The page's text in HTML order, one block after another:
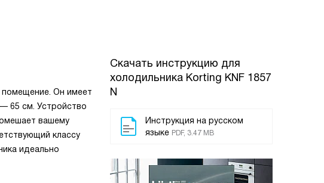
Скачать инструкцию для
холодильника Korting KNF 1857
N
Инструкция на русском
языке PDF, 3.47 MB
помещение. Он имеет
65 см. Устройство
вашему
классу
идеально